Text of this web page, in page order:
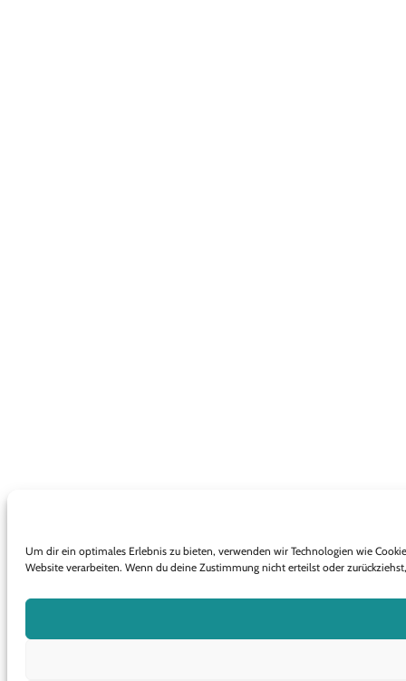
Um dir ein optimales Erlebnis zu bieten, verwenden wir Technologien wie
Website verarbeiten. Wenn du deine Zustimmung nicht erteilst oder